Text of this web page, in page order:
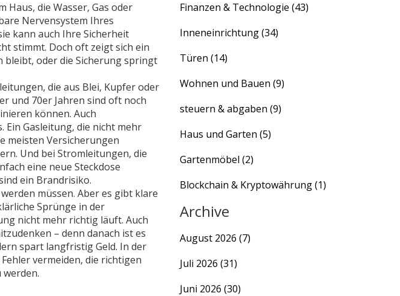
Haus, die Wasser, Gas oder
Nervensystem Ihres
kann auch Ihre Sicherheit
stimmt. Doch oft zeigt sich ein
bleibt, oder die Sicherung springt
, die aus Blei, Kupfer oder
und 70er Jahren sind oft noch
können. Auch
Ein Gasleitung, die nicht mehr
meisten Versicherungen
Und bei Stromleitungen, die
eine neue Steckdose
ein Brandrisiko.
müssen. Aber es gibt klare
Sprünge in der
nicht mehr richtig läuft. Auch
– denn danach ist es
spart langfristig Geld. In der
vermeiden, die richtigen
Finanzen & Technologie (43)
Inneneinrichtung(34)
Türen (14)
Wohnen und Bauen (9)
steuern & abgaben (9)
Haus und Garten (5)
Gartenmöbel (2)
Blockchain & Kryptowährung(1)
Archive
August 2026 (7)
Juli 2026 (31)
Juni 2026 (30)